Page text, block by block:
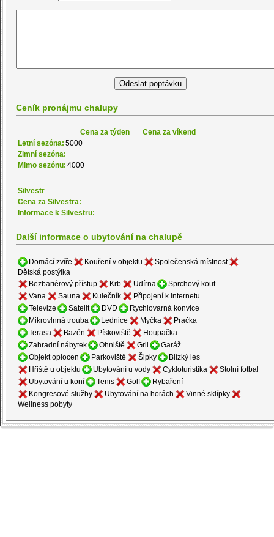
Ceník pronájmu chalupy
Cena za týden
Cena za víkend
Letní sezóna: 5000
Zimní sezóna:
Mimo sezónu: 4000
Silvestr
Cena za Silvestra:
Informace k Silvestru:
Další informace o ubytování na chalupě
Domácí zvíře Kouření v objektu
Společenská místnost
Dětská postýlka
Bezbariérový přístup
Krb Udírna
Sprchový kout
Vana
Sauna Kulečník
Připojení k internetu
Televize
Satelit DVD
Rychlovarná konvice
Mikrovlnná trouba
Lednice Myčka
Pračka
Terasa
Bazén Pískoviště
Houpačka
Zahradní nábytek
Ohniště Gril
Garáž
Objekt oplocen
Parkoviště Šipky
Blízký les
Hřiště u objektu
Ubytování u vody Cykloturistika
Stolní fotbal
Ubytování u koní
Tenis Golf
Rybaření
Kongresové služby
Ubytování na horách
Vinné sklípky
Wellness pobyty